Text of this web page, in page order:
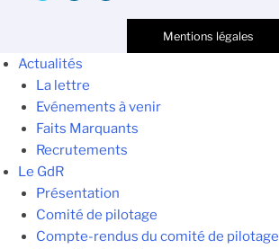
Mentions légales
Actualités
La lettre
Evénements à venir
Faits Marquants
Recrutements
Le GdR
Présentation
Comité de pilotage
Compte-rendus du comité de pilotage